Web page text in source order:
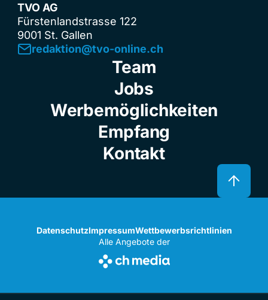
TVO AG
Fürstenlandstrasse 122
9001 St. Gallen
redaktion@tvo-online.ch
Team
Jobs
Werbemöglichkeiten
Empfang
Kontakt
DatenschutzImpressumWettbewerbsrichtlinien
Alle Angebote der